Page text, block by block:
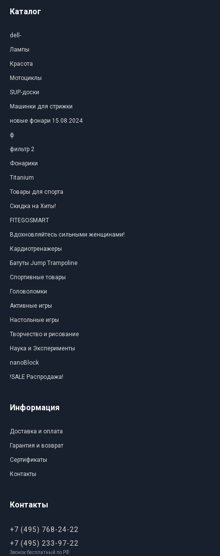
Каталог
dell-
Лампы
Красота
Мотоциклы
SUP-доски
Машинки для стрижки
новые фонари 15.08.2024
ф
фильтр 2
Фонарики
Titanium
Товары для спорта
Скидка на Хиты!
FITEGOSMART
Вдохновляйтесь сильными женщинами!
Кардиотренажеры
Батуты Jump Trampoline
Спортивные товары
Головоломки
Активные игры
Настольные игры
Творчество и рисование
Наука и Эксперименты
nanoBlock
!SALE Распродажа!
Информация
Доставка и оплата
Гарантия и возврат
Сертификаты
Контакты
Контакты
+7 (495) 768-24-22
+7 (495) 233-97-22
Звонок бесплатный по РФ